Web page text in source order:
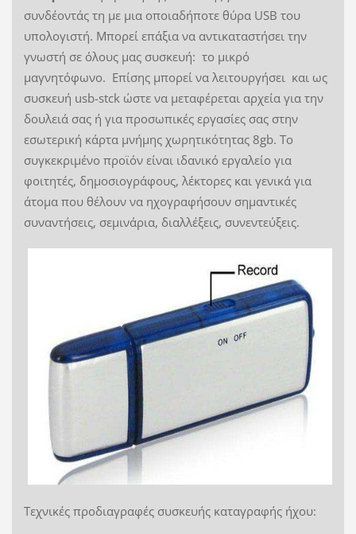
συνδέοντάς τη με μια οποιαδήποτε θύρα USB του
υπολογιστή. Μπορεί επάξια να αντικαταστήσει την
γνωστή σε όλους μας συσκευή: το μικρό
μαγνητόφωνο. Επίσης μπορεί να λειτουργήσει και ως
συσκευή usb-stck ώστε να μεταφέρεται αρχεία για την
δουλειά σας ή για προσωπικές εργασίες σας στην
εσωτερική κάρτα μνήμης χωρητικότητας 8gb. Το
συγκεκριμένο προϊόν είναι ιδανικό εργαλείο για
φοιτητές, δημοσιογράφους, λέκτορες και γενικά για
άτομα που θέλουν να ηχογραφήσουν σημαντικές
συναντήσεις, σεμινάρια, διαλλέξεις, συνεντεύξεις.
Τεχνικές προδιαγραφές συσκευής καταγραφής ήχου: